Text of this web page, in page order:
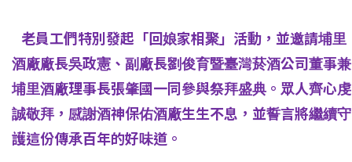
老員工們特別發起「回娘家相聚」活動，並邀請埔里
酒廠廠長吳政憲、副廠長劉俊育暨臺灣菸酒公司董事兼
埔里酒廠理事長張肇國一同參與祭拜盛典。眾人齊心虔
誠敬拜，感謝酒神保佑酒廠生生不息，並誓言將繼續守
護這份傳承百年的好味道。